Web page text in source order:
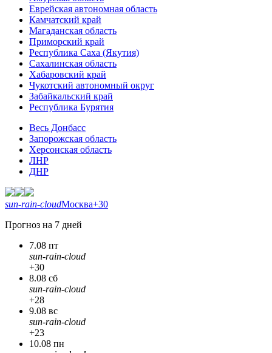
Еврейская автономная область
Камчатский край
Магаданская область
Приморский край
Республика Саха (Якутия)
Сахалинская область
Хабаровский край
Чукотский автономный округ
Забайкальский край
Республика Бурятия
Весь Донбасс
Запорожская область
Херсонская область
ЛНР
ДНР
sun-rain-cloudМосква+30
Прогноз на 7 дней
7.08 пт
sun-rain-cloud
+30
8.08 сб
sun-rain-cloud
+28
9.08 вс
sun-rain-cloud
+23
10.08 пн